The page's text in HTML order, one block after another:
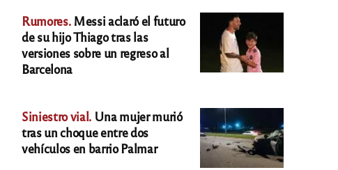
Rumores.Messi aclaró el futuro
de su hijo Thiago tras las
versiones sobre un regreso al
Barcelona
Siniestro vial. Una mujer murió
tras un choque entre dos
vehículos en barrio Palmar